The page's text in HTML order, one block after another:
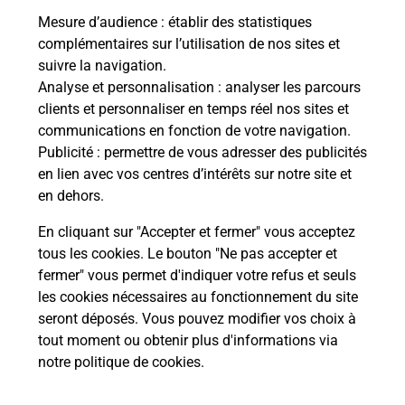
Mesure d’audience : établir des statistiques
complémentaires sur l’utilisation de nos sites et
suivre la navigation.
Analyse et personnalisation : analyser les parcours
clients et personnaliser en temps réel nos sites et
communications en fonction de votre navigation.
Publicité : permettre de vous adresser des publicités
en lien avec vos centres d’intérêts sur notre site et
en dehors.
En cliquant sur "Accepter et fermer" vous acceptez
tous les cookies. Le bouton "Ne pas accepter et
fermer" vous permet d'indiquer votre refus et seuls
les cookies nécessaires au fonctionnement du site
seront déposés. Vous pouvez modifier vos choix à
tout moment ou obtenir plus d'informations via
notre politique de cookies.
Boîte aux Lettres La Poste
Prochaine collecte du courrierlundià 08h00
Route De Saint Nicolas
02410 Saint Gobain
Le lien s'ouvre dans un nouvel onglet
Localiser Liste Boîtes aux lettres Aisne Saint Gobain